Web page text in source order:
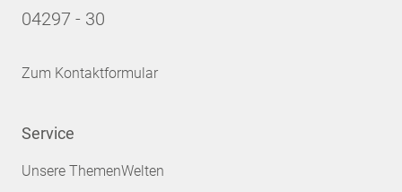
04297 - 30
Zum Kontaktformular
Service
Unsere ThemenWelten